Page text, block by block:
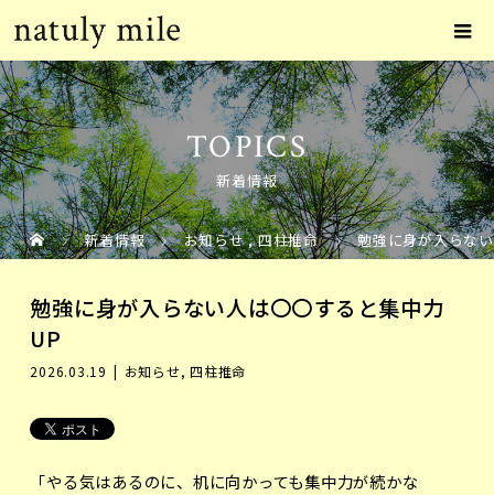
TOPICS
新着情報
新着情報 お知らせ,四柱推命 勉強に身が入らな
勉強に身が入らない人は〇〇すると集中力
UP
2026.03.19 お知らせ,四柱推命
「やる気はあるのに、机に向かっても集中力が続かな